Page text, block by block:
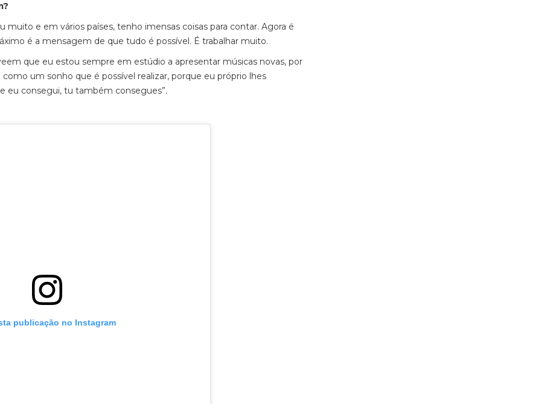
e em vários países, tenho imensas coisas para contar. Agora é
é a mensagem de que tudo é possível. É trabalhar muito.
que eu estou sempre em estúdio a apresentar músicas novas, por
um sonho que é possível realizar, porque eu próprio lhes
eu consegui, tu também consegues”.
publicação no Instagram